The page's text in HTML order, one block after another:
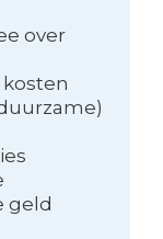
over
kosten
geld